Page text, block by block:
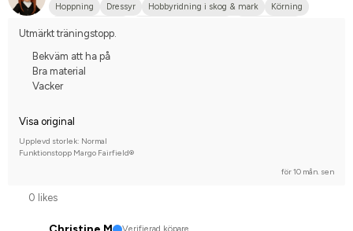
Hoppning
Dressyr Hobbyridning i skog & mark
Körning
Tävlingsrider på hobbynivå
Utmärkt träningstopp.
Bekväm att ha på
Bra material
Vacker
Visa original
Upplevd storlek: Normal
Funktionstopp Margo Fairfield®
för 10 mån. sen
0 likes